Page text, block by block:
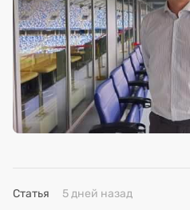
Статья 5 дней назад